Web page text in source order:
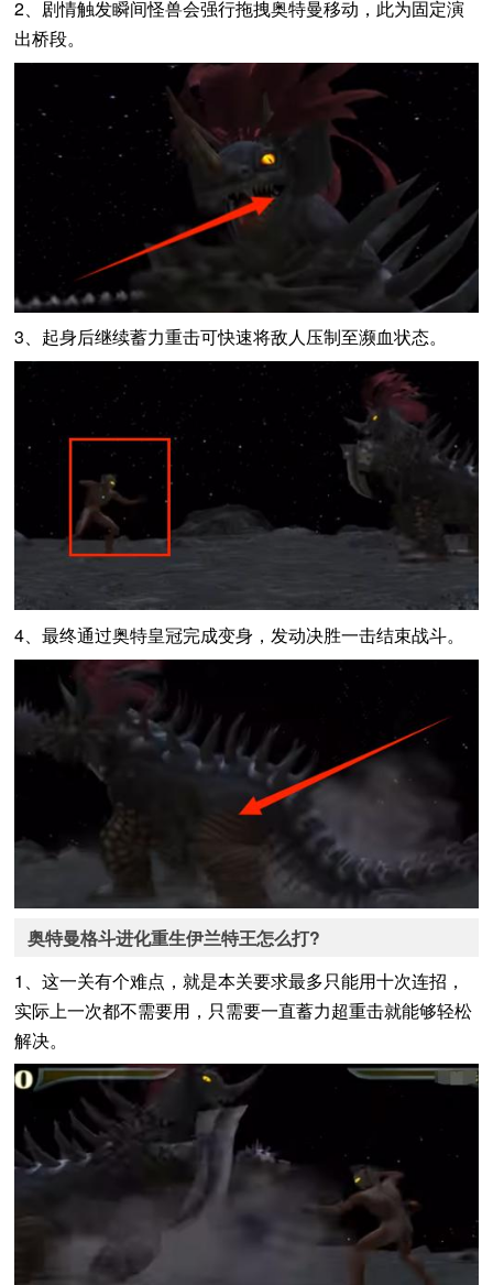
2、剧情触发瞬间怪兽会强行拖拽奥特曼移动，此为固定演
出桥段。
3、起身后继续蓄力重击可快速将敌人压制至濒血状态。
4、最终通过奥特皇冠完成变身，发动决胜一击结束战斗。
奥特曼格斗进化重生伊兰特王怎么打?
1、这一关有个难点，就是本关要求最多只能用十次连招，
实际上一次都不需要用，只需要一直蓄力超重击就能够轻松
解决。